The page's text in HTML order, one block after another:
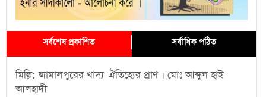
সর্বশেষ প্রকাশিত সর্বাধিক পঠিত
মিল্লি: জামালপুরের খাদ্য-ঐতিহ্যের প্রাণ । মোঃ আব্দুল হাই
আলহাদী